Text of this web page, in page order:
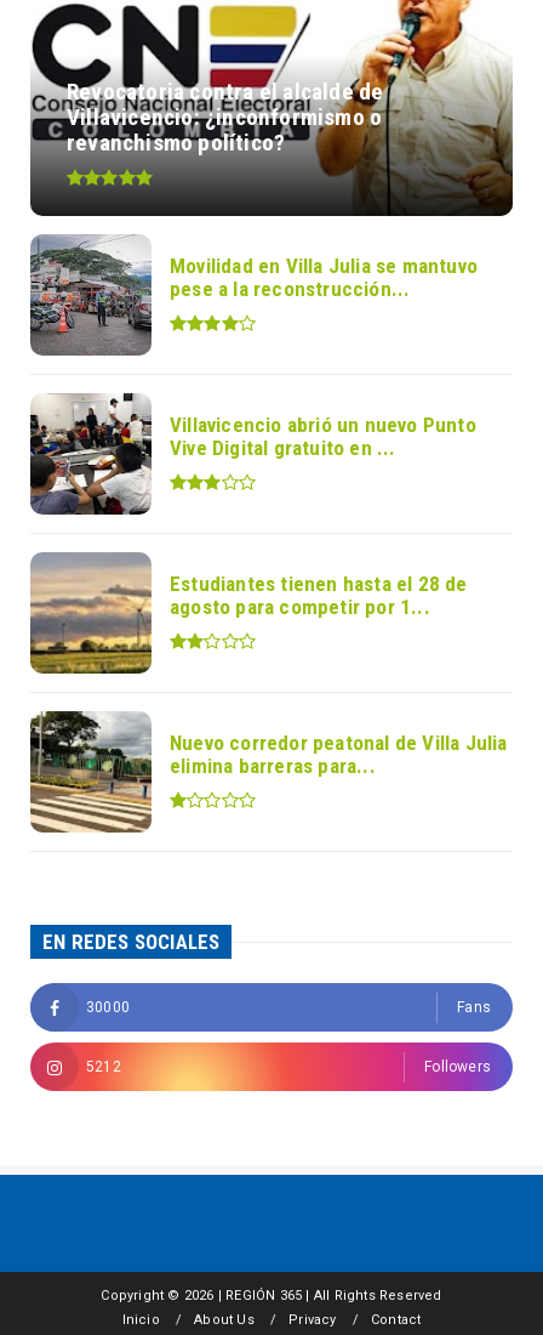
Revocatoria contra el alcalde de
Villavicencio: ¿inconformismo o
revanchismo político?
Movilidad en Villa Julia se mantuvo
pese a la reconstrucción...
Villavicencio abrió un nuevo Punto
Vive Digital gratuito en ...
Estudiantes tienen hasta el 28 de
agosto para competir por 1...
Nuevo corredor peatonal de Villa Julia
elimina barreras para...
EN REDES SOCIALES
30000 Fans
5212 Followers
Copyright © 2026 | REGIÓN 365 | All Rights Reserved
Inicio
About Us Privacy Contact